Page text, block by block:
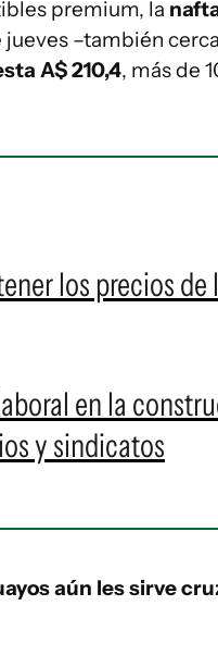
premium, la
–también
A$ 210,4, más de
los precios
en la
y sindicatos
aún les sirve